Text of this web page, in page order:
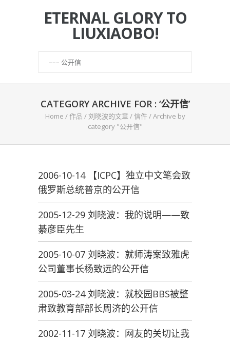
ETERNAL GLORY TO
LIUXIAOBO!
CATEGORY ARCHIVE FOR : ‘公开信’
Home /作品 /刘晓波的文章/信件/Archive by
category "公开信"
2006-10-14 【ICPC】独立中文笔会致
俄罗斯总统普京的公开信
2005-12-29 刘晓波：我的说明——致
綦彦臣先生
2005-10-07 刘晓波：就师涛案致雅虎
公司董事长杨致远的公开信
2005-03-24 刘晓波：就校园BBS被整
肃致教育部部长周济的公开信
2002-11-17 刘晓波：网友的关切让我